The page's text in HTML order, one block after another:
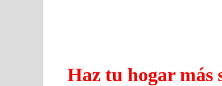
Haz tu hogar más